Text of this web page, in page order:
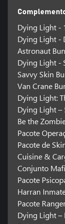
Dying Light -
Dying Light -
Astronaut
Dying Light -
Savvy Skin
Van Crane
Dying Light:
Dying Light –
Be the
Pacote
Pacote de
Cuisine &
Conjunto
Pacote
Harran
Pacote
Dying Light –